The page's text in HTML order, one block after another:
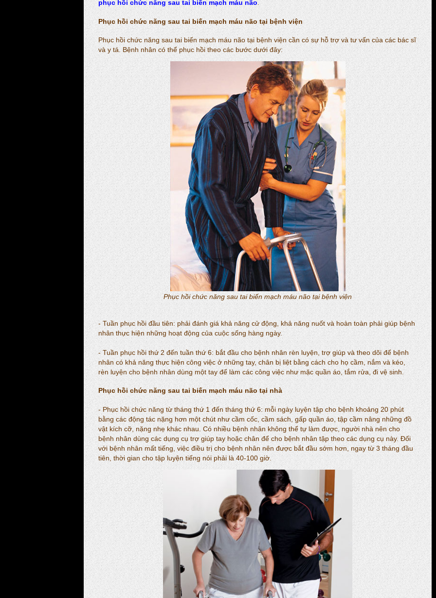
phục hồi chức năng sau tai biến mạch máu não
Phục hồi chức năng sau tai biến mạch máu não tại bệnh viện
Phục hồi chức năng sau tai biến mạch máu não tại bệnh viện cần có sự hỗ trợ và tư vấn của các bác sĩ
và y tá. Bệnh nhân có thể phục hồi theo các bước dưới đây:
Phục hồi chức năng sau tai biến mạch máu não tại bệnh viện
- Tuần phục hồi đầu tiên: phải đánh giá khả năng cử động, khả năng nuốt và hoàn toàn phải giúp bệnh
nhân thực hiện những hoạt động của cuộc sống hàng ngày.
- Tuần phục hồi thứ 2 đến tuần thứ 6: bắt đầu cho bệnh nhân rèn luyện, trợ giúp và theo dõi để bệnh
nhân có khả năng thực hiện công việc ở những tay, chân bị liệt bằng cách cho họ cầm, nắm và kéo,
rèn luyện cho bệnh nhân dùng một tay để làm các công việc như mặc quần áo, tắm rửa, đi vệ sinh.
Phục hồi chức năng sau tai biến mạch máu não tại nhà
- Phục hồi chức năng từ tháng thứ 1 đến tháng thứ 6: mỗi ngày luyện tập cho bệnh khoảng 20 phút
bằng các động tác nặng hơn một chút như cầm cốc, cầm sách, gấp quần áo, tập cầm nâng những đồ
vật kích cỡ, nặng nhẹ khác nhau. Có nhiều bệnh nhân không thể tự làm được, người nhà nên cho
bệnh nhân dùng các dụng cụ trợ giúp tay hoặc chân để cho bệnh nhân tập theo các dụng cụ này. Đối
với bệnh nhân mất tiếng, việc điều trị cho bệnh nhân nên được bắt đầu sớm hơn, ngay từ 3 tháng đầu
tiên, thời gian cho tập luyện tiếng nói phải là 40-100 giờ.